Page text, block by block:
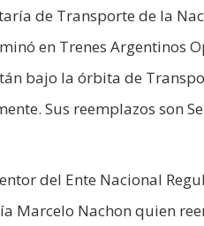
de Transporte de la
en Trenes Argentinos
bajo la órbita de
Sus reemplazos son
del Ente Nacional
Marcelo Nachon quien